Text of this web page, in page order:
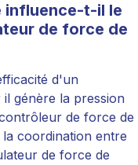
influence-t-il le
de force de
d'un
génère la pression
de force de
coordination entre
de force de